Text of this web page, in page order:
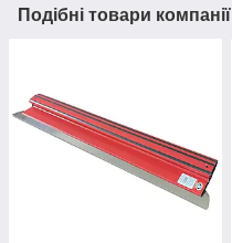
Подібні товари компанії